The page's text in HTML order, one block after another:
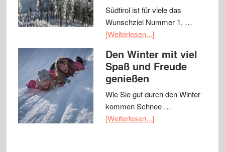
Südtirol ist für viele das
Wunschziel Nummer 1, …
[Weiterlesen...]
Den Winter mit viel
Spaß und Freude
genießen
Wie Sie gut durch den Winter
kommen Schnee …
[Weiterlesen...]